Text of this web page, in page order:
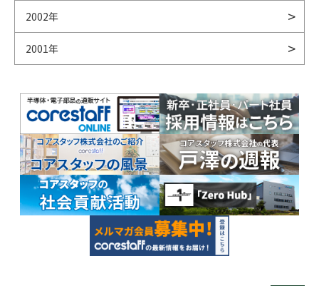
2002年
2001年